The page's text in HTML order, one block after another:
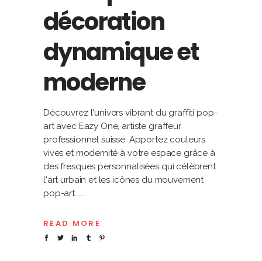
décoration
dynamique et
moderne
Découvrez l'univers vibrant du graffiti pop-
art avec Eazy One, artiste graffeur
professionnel suisse. Apportez couleurs
vives et modernité à votre espace grâce à
des fresques personnalisées qui célèbrent
l'art urbain et les icônes du mouvement
pop-art.
READ MORE